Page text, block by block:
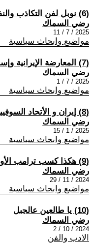
(6) نوبل لفن التكاذب والنفاق المتبادل
رضي السماك
2025 / 7 / 11
مواضيع وابحاث سياسية
(7) المعارضة الإيرانية وإسقاط النظام من الخارح
رضي السماك
2025 / 7 / 1
مواضيع وابحاث سياسية
(8) إيران و الأتحاد السوفييتي.. الدولة والثورة
رضي السماك
2025 / 1 / 15
مواضيع وابحاث سياسية
(9) هكذا كسب ترامب الأوليغارشية الفاسدة
رضي السماك
2024 / 11 / 29
مواضيع وابحاث سياسية
(10) يا طالعين عالجبل
رضي السماك
2024 / 10 / 2
الادب والفن